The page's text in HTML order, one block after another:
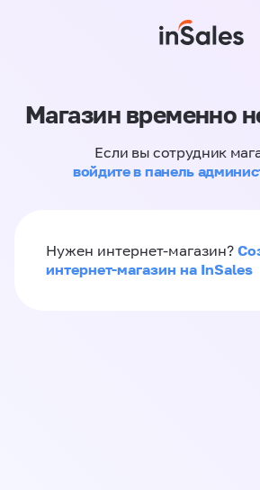
Магазин временно
Если вы сотрудник
войдите в панель
Нужен интернет-магазин?
интернет-магазин на InSales